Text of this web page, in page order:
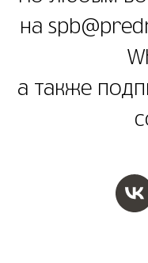
на
а также